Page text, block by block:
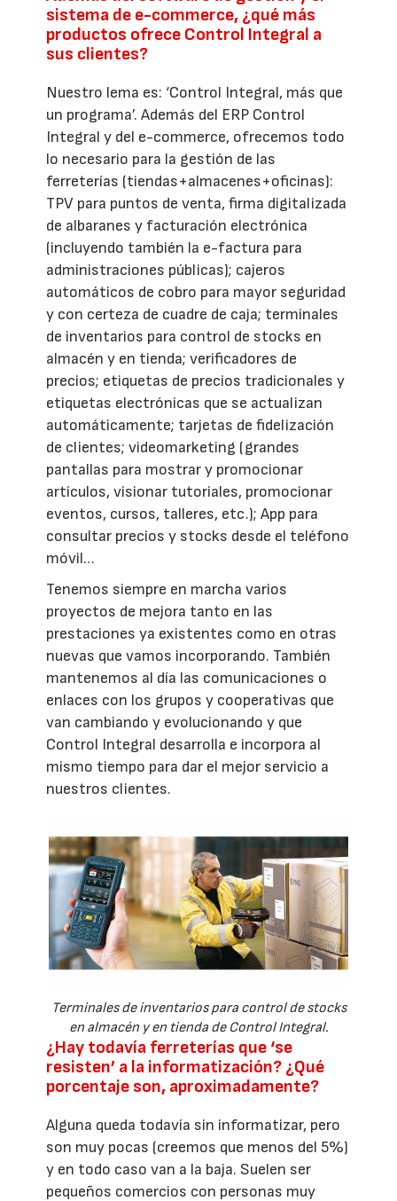
sistema de e-commerce, ¿qué más
productos ofrece Control Integral a
sus clientes?
Nuestro lema es: ‘Control Integral, más que
un programa’. Además del ERP Control
Integral y del e-commerce, ofrecemos todo
lo necesario para la gestión de las
ferreterías (tiendas+almacenes+oficinas):
TPV para puntos de venta, firma digitalizada
de albaranes y facturación electrónica
(incluyendo también la e-factura para
administraciones públicas); cajeros
automáticos de cobro para mayor seguridad
y con certeza de cuadre de caja; terminales
de inventarios para control de stocks en
almacén y en tienda; verificadores de
precios; etiquetas de precios tradicionales y
etiquetas electrónicas que se actualizan
automáticamente; tarjetas de fidelización
de clientes; videomarketing (grandes
pantallas para mostrar y promocionar
artículos, visionar tutoriales, promocionar
eventos, cursos, talleres, etc.); App para
consultar precios y stocks desde el teléfono
móvil…
Tenemos siempre en marcha varios
proyectos de mejora tanto en las
prestaciones ya existentes como en otras
nuevas que vamos incorporando. También
mantenemos al día las comunicaciones o
enlaces con los grupos y cooperativas que
van cambiando y evolucionando y que
Control Integral desarrolla e incorpora al
mismo tiempo para dar el mejor servicio a
nuestros clientes.
Terminales de inventarios para control de stocks
en almacén y en tienda de Control Integral.
¿Hay todavía ferreterías que ‘se
resisten’ a la informatización? ¿Qué
porcentaje son, aproximadamente?
Alguna queda todavía sin informatizar, pero
son muy pocas (creemos que menos del 5%)
y en todo caso van a la baja. Suelen ser
pequeños comercios con personas muy